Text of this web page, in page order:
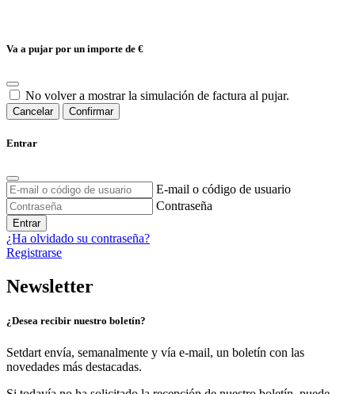
Va a pujar por un importe de €
No volver a mostrar la simulación de factura al pujar.
Cancelar Confirmar
Entrar
E-mail o código de usuario
Contraseña
Entrar
¿Ha olvidado su contraseña?
Registrarse
Newsletter
¿Desea recibir nuestro boletín?
Setdart envía, semanalmente y vía e-mail, un boletín con las
novedades más destacadas.